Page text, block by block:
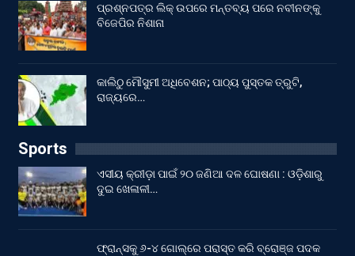
ପ୍ରଶ୍ନପତ୍ର ଲିକ୍ ଉପରେ ମନ୍ତବ୍ୟ ପରେ ନବୀନଙ୍କୁ
ବିଜେପିର ନିଶାନା
କାଲିଠୁ ମୌସୁମୀ ଅଧିବେଶନ; ପାଠ୍ୟ ପୁସ୍ତକ ତ୍ରୁଟି,
ରାଜ୍ୟରେ…
Sports
ଏସୀୟ କ୍ରୀଡ଼ା ପାଇଁ ୨୦ ଜଣିଆ ଦଳ ଘୋଷଣା : ଓଡ଼ିଶାରୁ
ଦୁଇ ଖେଳାଳୀ…
ଫ୍ରାନ୍ସକୁ ୬-୪ ଗୋଲ୍‌ରେ ପରାସ୍ତ କରି ବ୍ରୋଞ୍ଜ ପଦକ